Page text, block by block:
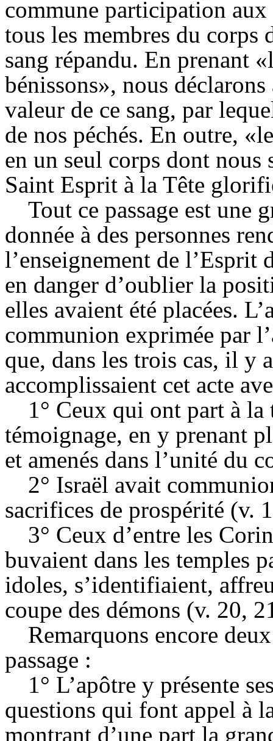
commune participation
tous les membres du corps
sang répandu. En prenant
bénissons», nous
valeur de ce sang, par
de nos péchés. En outre,
en un seul corps dont nous
Saint Esprit à la Tête
Tout ce passage est une
donnée à des personnes
l’enseignement de
en danger d’oublier la
elles avaient été placées.
communion exprimée par
que, dans les trois cas, il
accomplissaient cet acte
1° Ceux qui ont part à
témoignage, en y prenant
et amenés dans l’unité du
2° Israël avait
sacrifices de prospérité (v.
3° Ceux d’entre les
buvaient dans les temples
idoles, s’identifiaient,
coupe des démons (v. 20,
Remarquons encore
passage :
1° L’apôtre y présente
questions qui font appel à
montrant d’une part la